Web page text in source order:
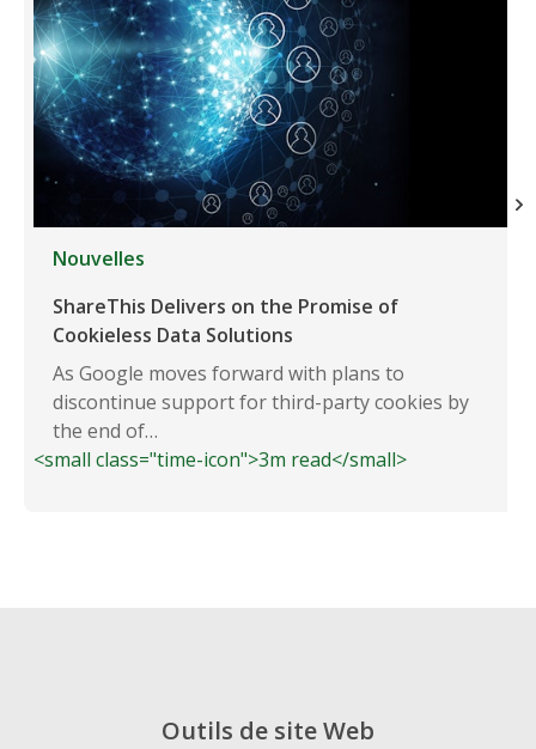
Nouvelles
ShareThis Delivers on the Promise of
Cookieless Data Solutions
As Google moves forward with plans to
discontinue support for third-party cookies by
the end of…
<small class="time-icon">3m read</small>
Outils de site Web